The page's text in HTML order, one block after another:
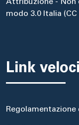
Attribuzione - Non
modo 3.0 Italia (CC
Link veloci